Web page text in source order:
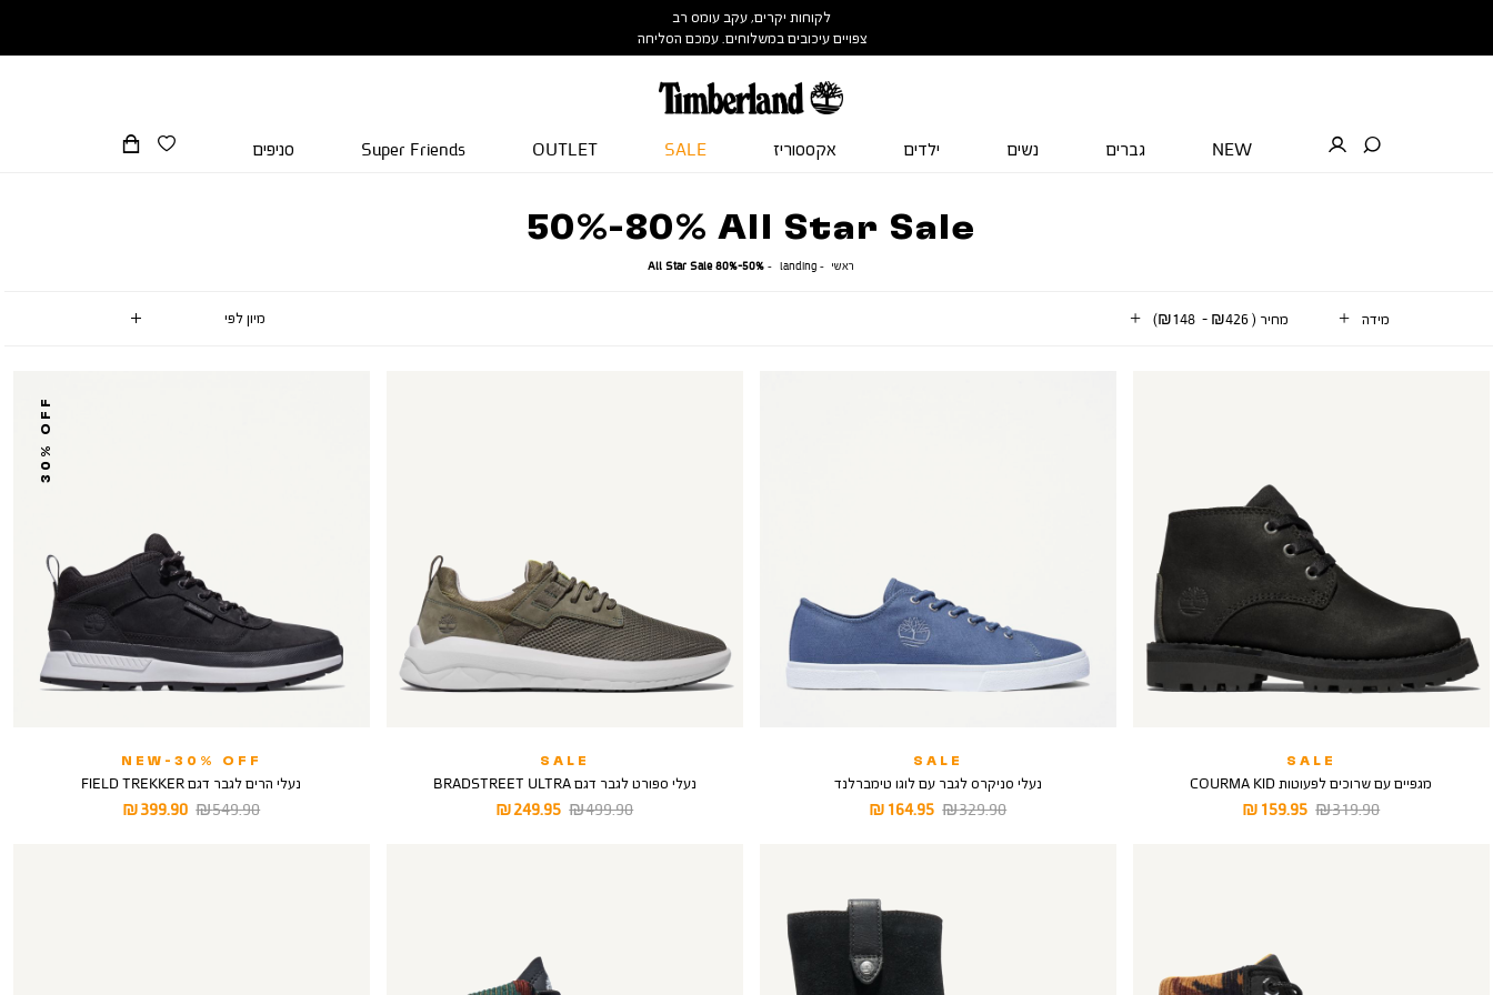
לקוחות יקרים, עקב עומס רב
צפויים עיכובים במשלוחים. עמכם הסליחה
NEW גברים נשים ילדים אקססוריז SALE
OUTLET
Super Friends סניפים
50%-80% All Star Sale
ראשי ראשיlanding
landing
50%-80% All Star Sale
מידה מחיר (
₪426 - ₪148
)
SALE
מגפיים עם שרוכים לפעוטות COURMA KID
מחיר
159.95 ₪
מחיר
319.90 ₪
SALE
נעלי סניקרס לגבר עם לוגו טימברלנד
מחיר
164.95 ₪
מחיר
329.90 ₪
SALE
נעלי ספורט לגבר דגם BRADSTREET ULTRA
מחיר
249.95 ₪
מחיר
499.90 ₪
30% OFF
NEW-30% OFF
נעלי הרים לגבר דגם FIELD TREKKER
מחיר
399.90 ₪
מחיר
549.90 ₪